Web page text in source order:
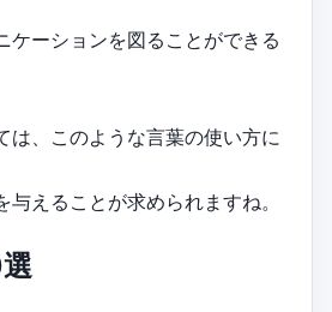
ケーションを図ることができる
は、このような言葉の使い方に
えることが求められますね。